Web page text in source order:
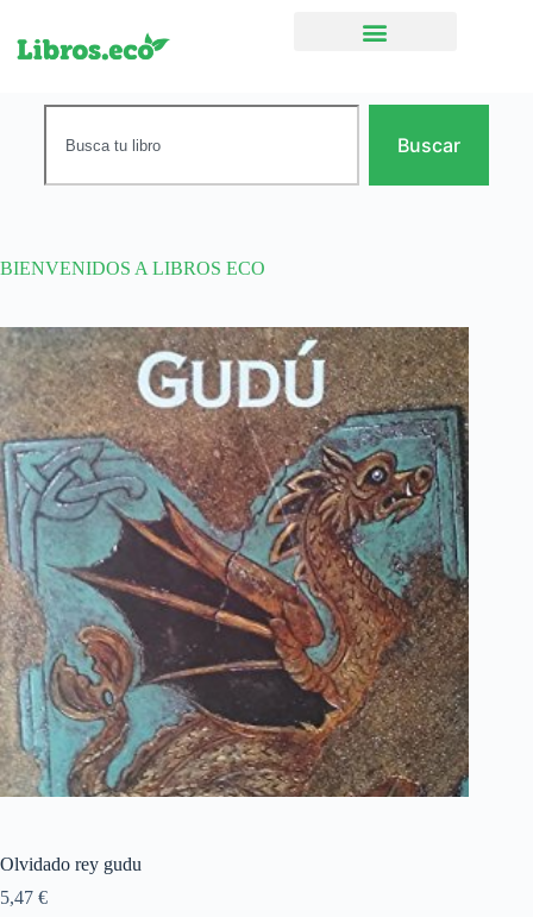
Buscar
BIENVENIDOS A LIBROS ECO
Olvidado rey gudu
5,47 €